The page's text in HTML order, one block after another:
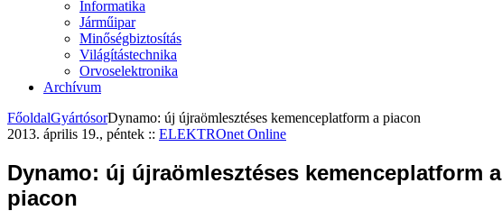
Informatika
Járműipar
Minőségbiztosítás
Világítástechnika
Orvoselektronika
Archívum
FőoldalGyártósorDynamo: új újraömlesztéses kemenceplatform a piacon
2013. április 19., péntek :: ELEKTROnet Online
Dynamo: új újraömlesztéses kemenceplatform a
piacon